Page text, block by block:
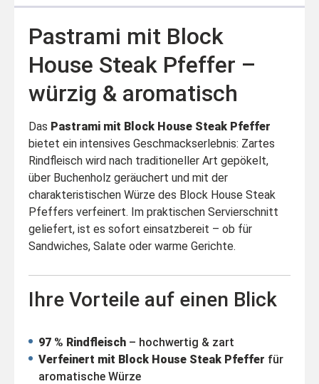
Pastrami mit Block
House Steak Pfeffer –
würzig & aromatisch
Das Pastrami mit Block House Steak Pfeffer
bietet ein intensives Geschmackserlebnis: Zartes
Rindfleisch wird nach traditioneller Art gepökelt,
über Buchenholz geräuchert und mit der
charakteristischen Würze des Block House Steak
Pfeffers verfeinert. Im praktischen Servierschnitt
geliefert, ist es sofort einsatzbereit – ob für
Sandwiches, Salate oder warme Gerichte.
Ihre Vorteile auf einen Blick
97 % Rindfleisch – hochwertig & zart
Verfeinert mit Block House Steak Pfeffer für
aromatische Würze